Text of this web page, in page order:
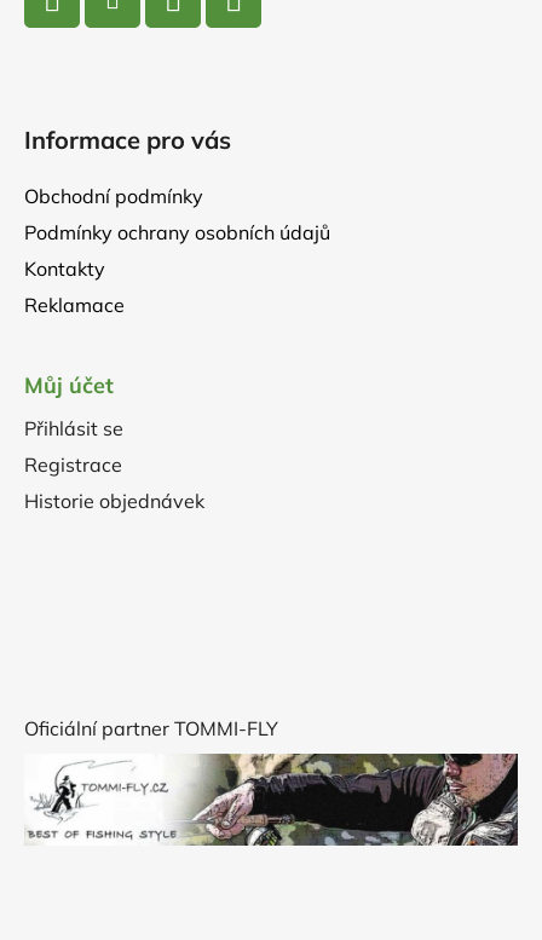
Informace pro vás
Obchodní podmínky
Podmínky ochrany osobních údajů
Kontakty
Reklamace
Můj účet
Přihlásit se
Registrace
Historie objednávek
Oficiální partner TOMMI-FLY